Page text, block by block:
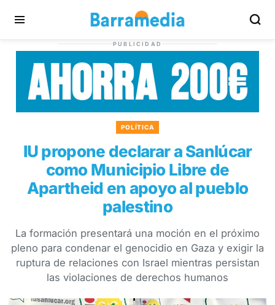
PUBLICIDAD
POLÍTICA
IU propone declarar a Sanlúcar
como Municipio Libre de
Apartheid en apoyo al pueblo
palestino
La formación presentará una moción en el próximo
pleno para condenar el genocidio en Gaza y exigir la
ruptura de relaciones con Israel mientras persistan
las violaciones de derechos humanos